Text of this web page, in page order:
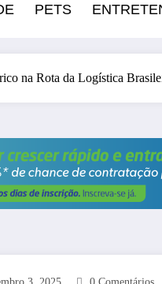
PETS
na Rota da Logística